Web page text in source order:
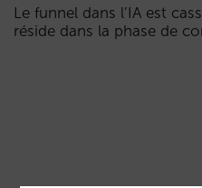
Le funnel dans l’IA est
réside dans la phase de